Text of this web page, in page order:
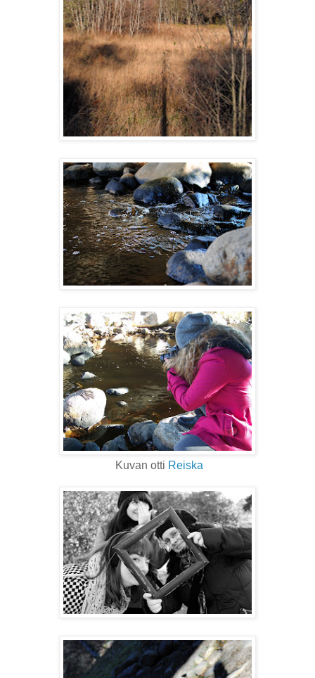
Kuvan otti Reiska